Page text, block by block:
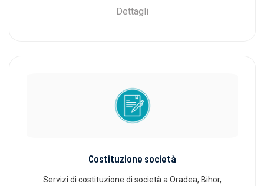
Dettagli
Costituzione società
Servizi di costituzione di società a Oradea, Bihor,